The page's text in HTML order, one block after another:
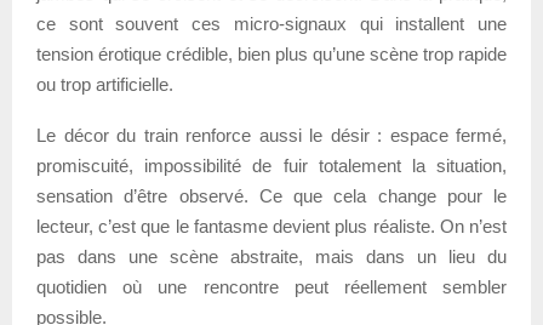
ce sont souvent ces micro-signaux qui installent une
tension érotique crédible, bien plus qu’une scène trop rapide
ou trop artificielle.
Le décor du train renforce aussi le désir : espace fermé,
promiscuité, impossibilité de fuir totalement la situation,
sensation d’être observé. Ce que cela change pour le
lecteur, c’est que le fantasme devient plus réaliste. On n’est
pas dans une scène abstraite, mais dans un lieu du
quotidien où une rencontre peut réellement sembler
possible.